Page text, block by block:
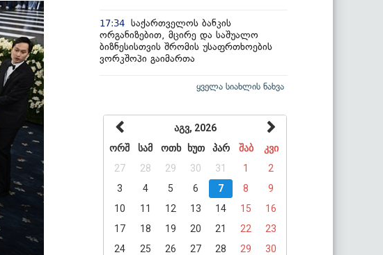
17:34 საქართველოს ბანკის
ორგანიზებით, მცირე და საშუალო
ბიზნესისთვის შრომის უსაფრთხოების
ვორკშოპი გაიმართა
ყველა სიახლის ნახვა
აგვ, 2026
ორშ
სამ ოთხ ხუთ პარ შაბ
კვი
27
28 29 30 31 1
2
3
4 5 6 7 8
9
10
11 12 13 14 15
16
17
18 19 20 21 22
23
24
25 26 27 28 29
30